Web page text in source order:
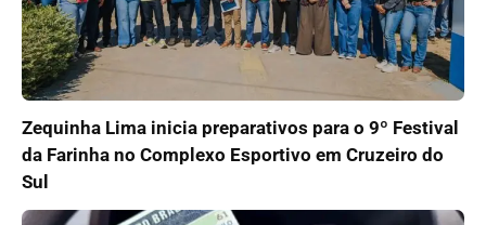
Zequinha Lima inicia preparativos para o 9º Festival
da Farinha no Complexo Esportivo em Cruzeiro do
Sul